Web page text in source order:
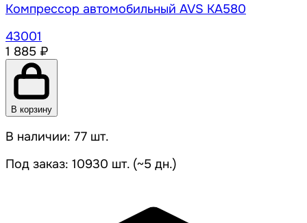
Компрессор автомобильный AVS KA580
43001
1 885 ₽
В корзину
В наличии: 77 шт.
Под заказ: 10930 шт. (~5 дн.)